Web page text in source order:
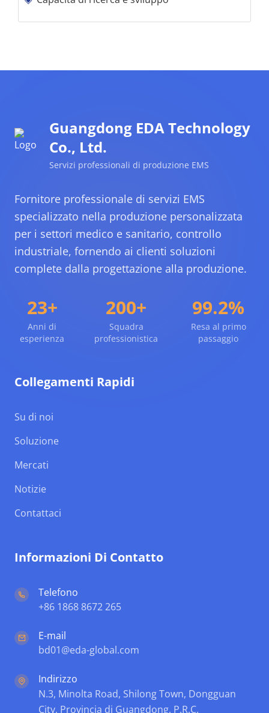
Guangdong EDA Technology
Co., Ltd.
Servizi professionali di produzione EMS
Fornitore professionale di servizi EMS
specializzato nella produzione personalizzata
per i settori medico e sanitario, controllo
industriale, fornendo ai clienti soluzioni
complete dalla progettazione alla produzione.
23+
Anni di
esperienza
200+
Squadra
professionistica
99.2%
Resa al primo
passaggio
Collegamenti Rapidi
Su di noi
Soluzione
Mercati
Notizie
Contattaci
Informazioni Di Contatto
Telefono
+86 1868 8672 265
E-mail
bd01@eda-global.com
Indirizzo
N.3, Minolta Road, Shilong Town, Dongguan
City, Provincia di Guangdong, P.R.C.